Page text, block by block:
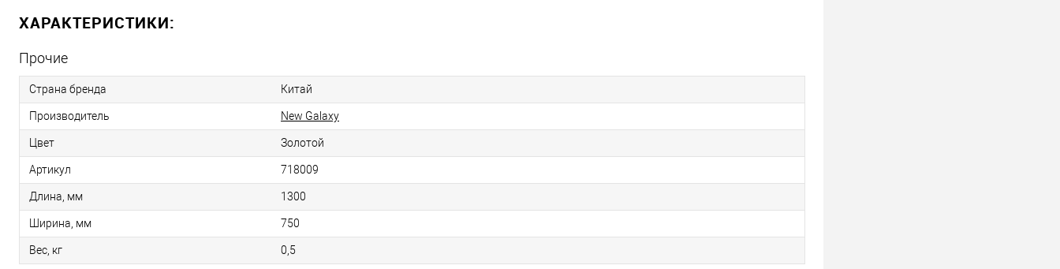
ХАРАКТЕРИСТИКИ:
Прочие
Страна бренда Китай
Производитель New Galaxy
Цвет Золотой
Артикул 718009
Длина, мм 1300
Ширина, мм 750
Вес, кг 0,5